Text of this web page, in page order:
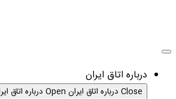
درباره اتاق ایران
Close درباره اتاق ایران Open درباره اتاق ایران